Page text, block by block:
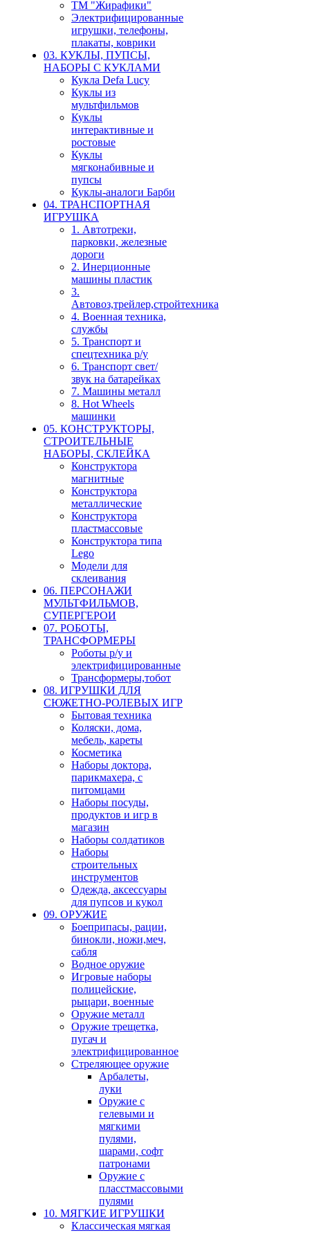
ТМ "Жирафики"
Электрифицированные
игрушки, телефоны,
плакаты, коврики
03. КУКЛЫ, ПУПСЫ,
НАБОРЫ С КУКЛАМИ
Кукла Defa Lucy
Куклы из
мультфильмов
Куклы
интерактивные и
ростовые
Куклы
мягконабивные и
пупсы
Куклы-аналоги Барби
04. ТРАНСПОРТНАЯ
ИГРУШКА
1. Автотреки,
парковки, железные
дороги
2. Инерционные
машины пластик
3.
Автовоз,трейлер,стройтехника
4. Военная техника,
службы
5. Транспорт и
спецтехника р/у
6. Транспорт свет/
звук на батарейках
7. Машины металл
8. Hot Wheels
машинки
05. КОНСТРУКТОРЫ,
СТРОИТЕЛЬНЫЕ
НАБОРЫ, СКЛЕЙКА
Конструктора
магнитные
Конструктора
металлические
Конструктора
пластмассовые
Конструктора типа
Lego
Модели для
склеивания
06. ПЕРСОНАЖИ
МУЛЬТФИЛЬМОВ,
СУПЕРГЕРОИ
07. РОБОТЫ,
ТРАНСФОРМЕРЫ
Роботы р/у и
электрифицированные
Трансформеры,тобот
08. ИГРУШКИ ДЛЯ
СЮЖЕТНО-РОЛЕВЫХ ИГР
Бытовая техника
Коляски, дома,
мебель, кареты
Косметика
Наборы доктора,
парикмахера, с
питомцами
Наборы посуды,
продуктов и игр в
магазин
Наборы солдатиков
Наборы
строительных
инструментов
Одежда, аксессуары
для пупсов и кукол
09. ОРУЖИЕ
Боеприпасы, рации,
бинокли, ножи,меч,
сабля
Водное оружие
Игровые наборы
полицейские,
рыцари, военные
Оружие металл
Оружие трещетка,
пугач и
электрифицированное
Стреляющее оружие
Арбалеты,
луки
Оружие с
гелевыми и
мягкими
пулями,
шарами, софт
патронами
Оружие с
пласстмассовыми
пулями
10. МЯГКИЕ ИГРУШКИ
Классическая мягкая